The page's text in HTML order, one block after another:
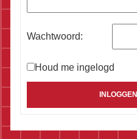
Wachtwoord:
Houd me ingelogd
Alternative:
INLOGGEN